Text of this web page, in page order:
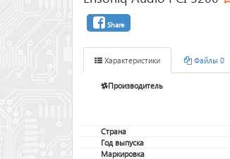
Share
Характеристики Файлы 0
Производитель
Страна
Год выпуска
Маркировка